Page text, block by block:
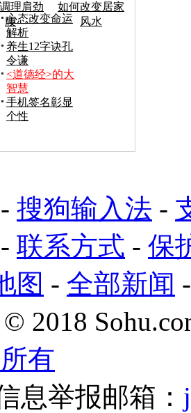
理肩劲
腰
如何改变居家
风水
心态改变命运
解析
养生12字诀孔
令谦
<道德经>的大
智慧
手机签名彰显
个性
- 搜狗输入法 -
- 联系方式 - 保
图 - 全部新闻
© 2018
有
息举报邮箱：